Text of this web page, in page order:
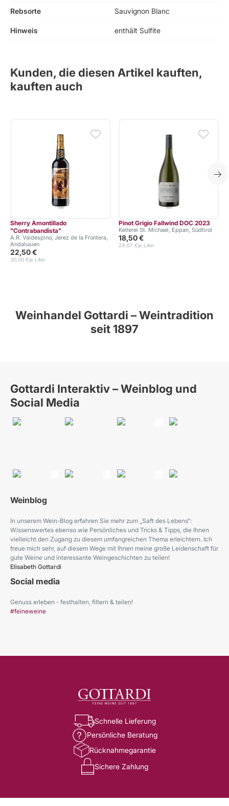
Rebsorte Sauvignon Blanc
Hinweis enthält Sulfite
Kunden, die diesen Artikel kauften,
kauften auch
Sherry Amontillado
"Contrabandista"
A.R. Valdespino, Jerez de la Frontera,
Andalusien
22,50 €
je Liter
30,00 €
Pinot Grigio Fallwind DOC 2023
Kellerei St. Michael, Eppan, Südtirol
18,50 €
je Liter
24,67 €
Weinhandel Gottardi – Weintradition
seit 1897
Gottardi Interaktiv – Weinblog und
Social Media
Weinblog
In unserem Wein-Blog erfahren Sie mehr zum „Saft des Lebens“:
Wissenswertes ebenso wie Persönliches und Tricks & Tipps, die Ihnen
vielleicht den Zugang zu diesem umfangreichen Thema erleichtern. Ich
freue mich sehr, auf diesem Wege mit Ihnen meine große Leidenschaft für
gute Weine und interessante Weingeschichten zu teilen!
Elisabeth Gottardi
Social media
Genuss erleben - festhalten, filtern & teilen!
#feineweine
Schnelle Lieferung
Persönliche Beratung
Rücknahmegarantie
Sichere Zahlung